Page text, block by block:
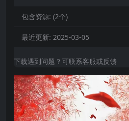
包含资源: (2个)
最近更新: 2025-03-05
下载遇到问题？可联系客服或反馈